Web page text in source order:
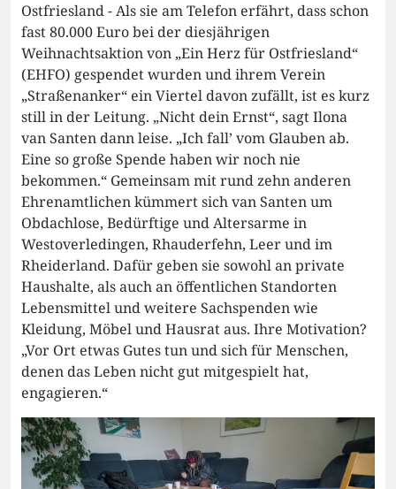
Ostfriesland - Als sie am Telefon erfährt, dass schon
fast 80.000 Euro bei der diesjährigen
Weihnachtsaktion von „Ein Herz für Ostfriesland“
(EHFO) gespendet wurden und ihrem Verein
„Straßenanker“ ein Viertel davon zufällt, ist es kurz
still in der Leitung. „Nicht dein Ernst“, sagt Ilona
van Santen dann leise. „Ich fall’ vom Glauben ab.
Eine so große Spende haben wir noch nie
bekommen.“ Gemeinsam mit rund zehn anderen
Ehrenamtlichen kümmert sich van Santen um
Obdachlose, Bedürftige und Altersarme in
Westoverledingen, Rhauderfehn, Leer und im
Rheiderland. Dafür geben sie sowohl an private
Haushalte, als auch an öffentlichen Standorten
Lebensmittel und weitere Sachspenden wie
Kleidung, Möbel und Hausrat aus. Ihre Motivation?
„Vor Ort etwas Gutes tun und sich für Menschen,
denen das Leben nicht gut mitgespielt hat,
engagieren.“